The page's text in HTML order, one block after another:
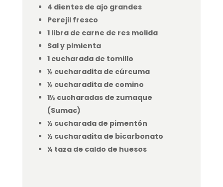
4 dientes de ajo grandes
Perejil fresco
1 libra de carne de res molida
Sal y pimienta
1 cucharada de tomillo
½ cucharadita de cúrcuma
½ cucharadita de comino
1½ cucharadas de zumaque
(Sumac)
½ cucharada de pimentón
½ cucharadita de bicarbonato
¼ taza de caldo de huesos